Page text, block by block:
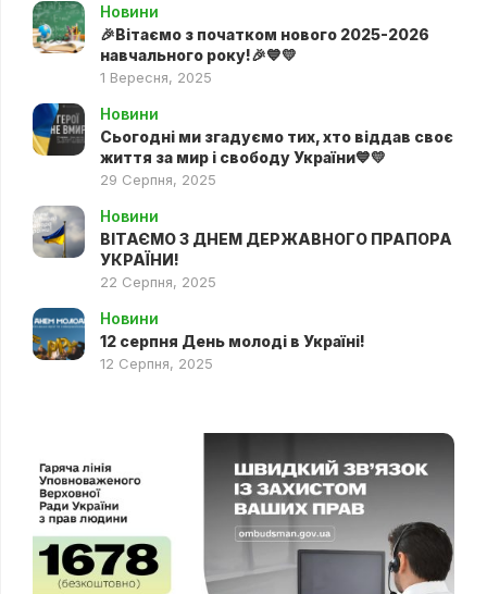
Новини
🎉Вітаємо з початком нового 2025-2026
навчального року!🎉💙💛
1 Вересня, 2025
Новини
Сьогодні ми згадуємо тих, хто віддав своє
життя за мир і свободу України💙💛
29 Серпня, 2025
Новини
ВІТАЄМО З ДНЕМ ДЕРЖАВНОГО ПРАПОРА
УКРАЇНИ!
22 Серпня, 2025
Новини
12 серпня День молоді в Україні!
12 Серпня, 2025